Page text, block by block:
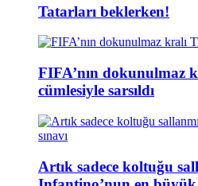
Tatarları beklerken!
FIFA’nın dokunulmaz
cümlesiyle sarsıldı
Artık sadece koltuğu